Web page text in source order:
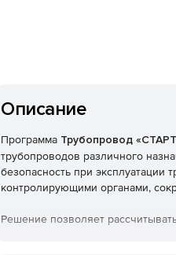
Описание
Программа Трубопровод
трубопроводов различного
безопасность при эксплуатации
контролирующими органами,
Решение позволяет